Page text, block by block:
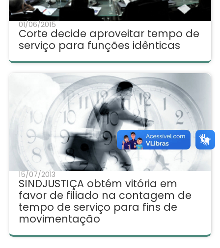
01/06/2015
Corte decide aproveitar tempo de
serviço para funções idênticas
15/07/2013
SINDJUSTIÇA obtém vitória em
favor de filiado na contagem de
tempo de serviço para fins de
movimentação